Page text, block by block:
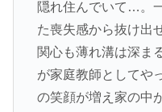
隠れ住んでいて…。
た喪失感から抜け出
関心も薄れ溝は深ま
が家庭教師としてや
の笑顔が増え家の中